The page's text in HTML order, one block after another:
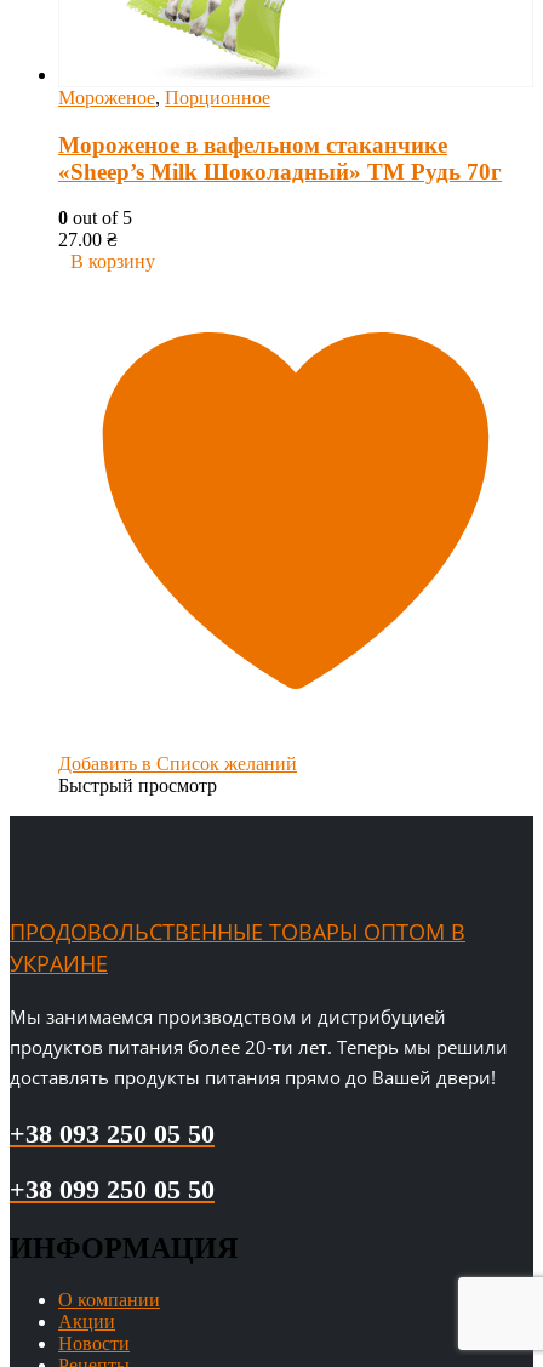
Мороженое, Порционное
Мороженое в вафельном стаканчике
«Sheep’s Milk Шоколадный» ТМ Рудь 70г
0 out of 5
27.00 ₴
В корзину
Добавить в Список желаний
Быстрый просмотр
ПРОДОВОЛЬСТВЕННЫЕ ТОВАРЫ ОПТОМ В
УКРАИНЕ
Мы занимаемся производством и дистрибуцией
продуктов питания более 20-ти лет. Теперь мы решили
доставлять продукты питания прямо до Вашей двери!
+38 093 250 05 50
+38 099 250 05 50
ИНФОРМАЦИЯ
О компании
Акции
Новости